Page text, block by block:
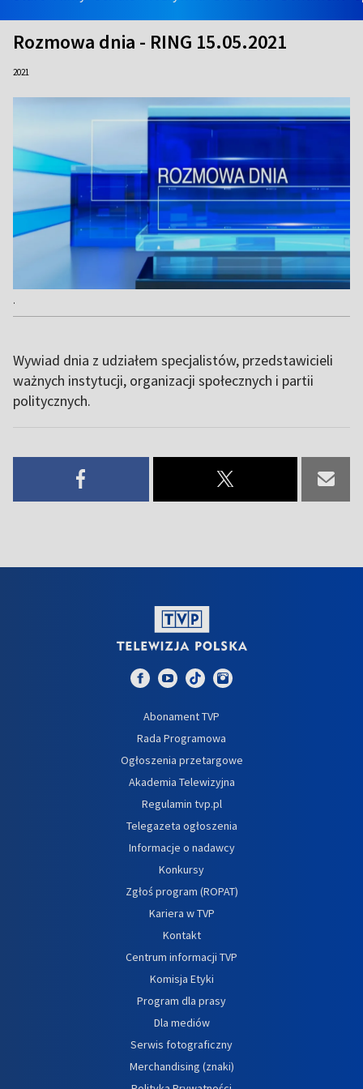
Rozmowa dnia - RING 15.05.2021
2021
.
Wywiad dnia z udziałem specjalistów, przedstawicieli
ważnych instytucji, organizacji społecznych i partii
politycznych.
Abonament TVP
Rada Programowa
Ogłoszenia przetargowe
Akademia Telewizyjna
Regulamin tvp.pl
Telegazeta ogłoszenia
Informacje o nadawcy
Konkursy
Zgłoś program (ROPAT)
Kariera w TVP
Kontakt
Centrum informacji TVP
Komisja Etyki
Program dla prasy
Dla mediów
Serwis fotograficzny
Merchandising (znaki)